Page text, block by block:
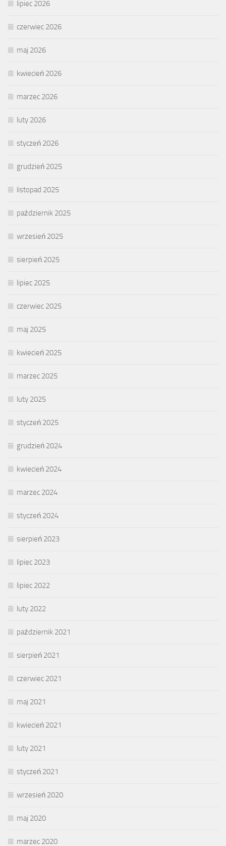
lipiec 2026
czerwiec 2026
maj 2026
kwiecień 2026
marzec 2026
luty 2026
styczeń 2026
grudzień 2025
listopad 2025
październik 2025
wrzesień 2025
sierpień 2025
lipiec 2025
czerwiec 2025
maj 2025
kwiecień 2025
marzec 2025
luty 2025
styczeń 2025
grudzień 2024
kwiecień 2024
marzec 2024
styczeń 2024
sierpień 2023
lipiec 2023
lipiec 2022
luty 2022
październik 2021
sierpień 2021
czerwiec 2021
maj 2021
kwiecień 2021
luty 2021
styczeń 2021
wrzesień 2020
maj 2020
marzec 2020